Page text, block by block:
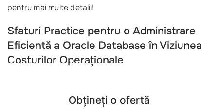
pentru mai multe detalii!
Sfaturi Practice pentru o Administrare
Eficientă a Oracle Database în Viziunea
Costurilor Operaționale
Obțineți o ofertă